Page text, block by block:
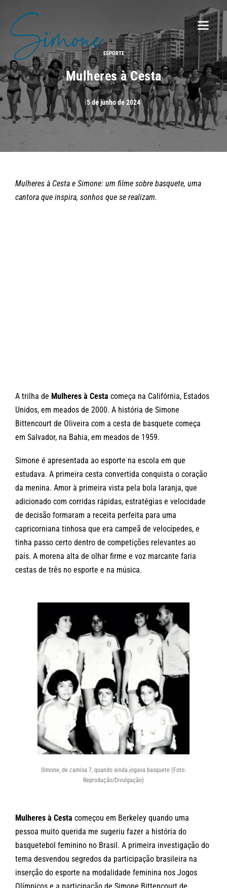
ESPORTE
Mulheres à Cesta
5 de junho de 2024
Mulheres à Cesta e Simone: um filme sobre basquete, uma
cantora que inspira, sonhos que se realizam.
A trilha de Mulheres à Cesta começa na Califórnia, Estados
Unidos, em meados de 2000. A história de Simone
Bittencourt de Oliveira com a cesta de basquete começa
em Salvador, na Bahia, em meados de 1959.
Simone é apresentada ao esporte na escola em que
estudava. A primeira cesta convertida conquista o coração
da menina. Amor à primeira vista pela bola laranja, que
adicionado com corridas rápidas, estratégias e velocidade
de decisão formaram a receita perfeita para uma
capricorniana tinhosa que era campeã de velocípedes, e
tinha passo certo dentro de competições relevantes ao
país. A morena alta de olhar firme e voz marcante faria
cestas de três no esporte e na música.
Simone, de camisa 7, quando ainda jogava basquete (Foto:
Reprodução/Divulgação)
Mulheres à Cesta começou em Berkeley quando uma
pessoa muito querida me sugeriu fazer a história do
basquetebol feminino no Brasil. A primeira investigação do
tema desvendou segredos da participação brasileira na
inserção do esporte na modalidade feminina nos Jogos
Olímpicos e a participação de Simone Bittencourt de